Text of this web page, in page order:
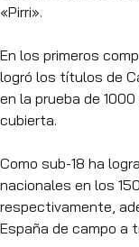
«Pirri».
En los primeros
logró los títulos de
en la prueba de
cubierta.
Como sub-18 ha
nacionales en los
respectivamente,
España de campo a